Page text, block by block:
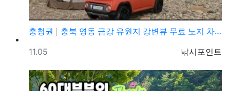
충청권
충북 영동 금강 유원지 강변뷰 무료 노지 차박캠핑 가볼…
등록자
낚시포인트
등록일
11.05